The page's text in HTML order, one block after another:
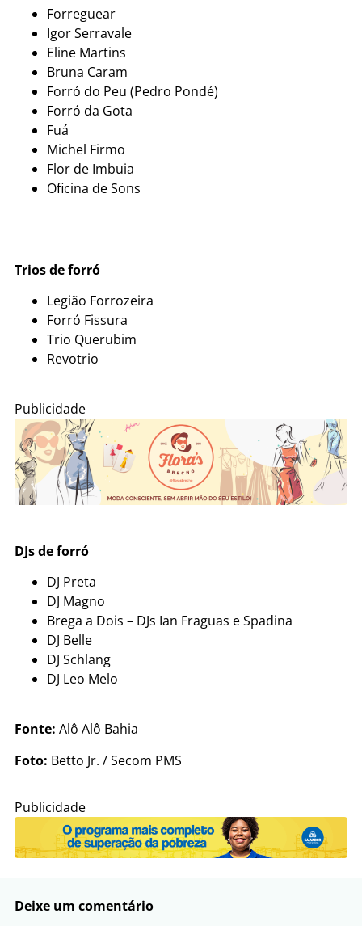
Forreguear
Igor Serravale
Eline Martins
Bruna Caram
Forró do Peu (Pedro Pondé)
Forró da Gota
Fuá
Michel Firmo
Flor de Imbuia
Oficina de Sons
Trios de forró
Legião Forrozeira
Forró Fissura
Trio Querubim
Revotrio
Publicidade
DJs de forró
DJ Preta
DJ Magno
Brega a Dois – DJs Ian Fraguas e Spadina
DJ Belle
DJ Schlang
DJ Leo Melo
Fonte: Alô Alô Bahia
Foto: Betto Jr. / Secom PMS
Publicidade
Deixe um comentário